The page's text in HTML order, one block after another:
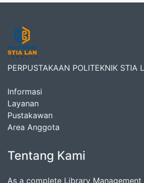
PERPUSTAKAAN POLITEKNIK STIA
Informasi
Layanan
Pustakawan
Area Anggota
Tentang Kami
As a complete Library Management